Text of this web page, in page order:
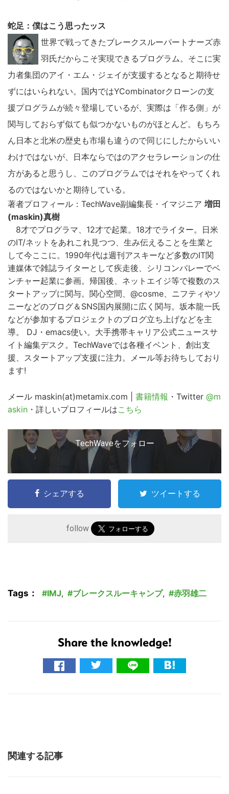
蛇足：僕はこう思ったッス
世界で戦ってきたブレークスルーパートナーズ赤
羽氏だからこそ実現できるプログラム。そこに実
力者集団のアイ・エム・ジェイが支援するとなると期待せ
ずにはいられない。国内ではYCombinatorクローンの支
援プログラムが続々登場しているが、実際は「作る側」が
関与しておらず似ても似つかないものがほとんど。もちろ
ん日本と北米の歴史も市場も違うので同じにしたからいい
わけではないが、日本ならではのアクセラレーションの仕
方があると思うし、このプログラムではそれをやってくれ
るのではないかと期待している。
著者プロフィール：TechWave副編集長・イマジニア 増田
(maskin)真樹
8才でプログラマ、12才で起業。18才でライター。日米
のIT/ネットをあれこれ見つつ、生み伝えることを生業と
して今ここに。1990年代は週刊アスキーなど多数のIT関
連媒体で雑誌ライターとして疾走後、シリコンバレーでベ
ンチャー起業に参画。帰国後、ネットエイジ等で複数のス
タートアップに関与。関心空間、@cosme、ニフティやソ
ニーなどのブログ＆SNS国内展開に広く関与。坂本龍一氏
などが参加するプロジェクトのブログ立ち上げなどを主
導。 DJ・emacs使い。大手携帯キャリア公式ニュースサ
イト編集デスク。TechWaveでは各種イベント、創出支
援、スタートアップ支援に注力。メール等お待ちしており
ます!
メール maskin(at)metamix.com | 書籍情報 ・Twitter @m
askin ・詳しいプロフィールはこちら
TechWaveをフォロー
シェアする ツイートする
follow
Tags： IMJ, ブレークスルーキャンプ, 赤羽雄二
Share the knowledge!
関連する記事
こ
の
サ
イ
ト
を
検
索
す
る